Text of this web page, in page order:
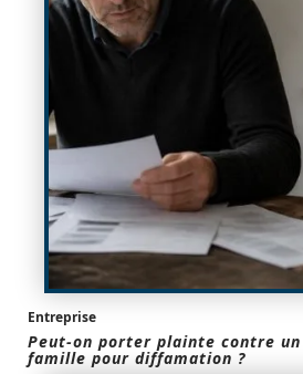
Entreprise
Peut-on porter plainte contre un
famille pour diffamation ?